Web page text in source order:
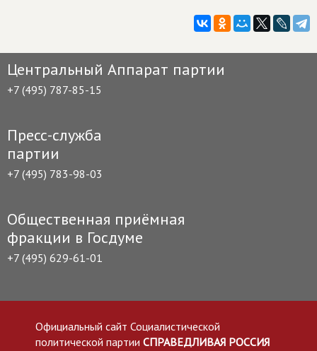
Центральный Аппарат партии
+7 (495) 787-85-15
Пресс-служба
партии
+7 (495) 783-98-03
Общественная приёмная
фракции в Госдуме
+7 (495) 629-61-01
Официальный сайт Социалистической
политической партии СПРАВЕДЛИВАЯ РОССИЯ